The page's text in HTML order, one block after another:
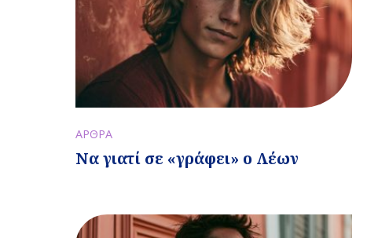
ΑΡΘΡΑ
Να γιατί σε «γράφει» ο Λέων